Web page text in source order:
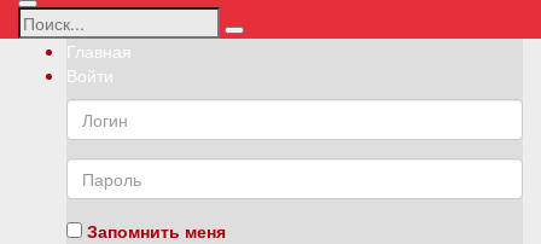
Главная
Войти
Запомнить меня